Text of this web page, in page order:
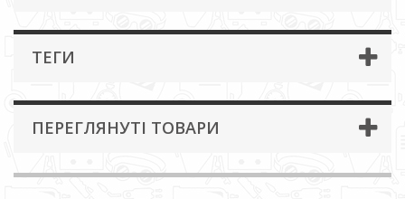
ТЕГИ
ПЕРЕГЛЯНУТІ ТОВАРИ